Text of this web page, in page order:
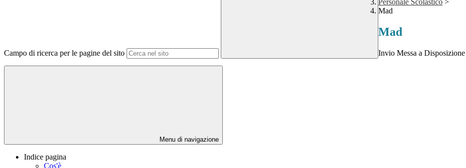
Campo di ricerca per le pagine del sito
Personale Scolastico >
Mad
Mad
Invio Messa a
Menu di navigazione
Indice pagina
Cos'è